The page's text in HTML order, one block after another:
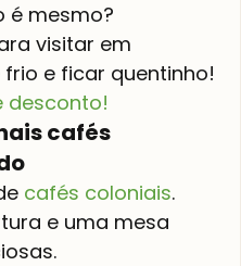
é mesmo?
visitar em
e ficar quentinho!
desconto!
cafés
cafés coloniais.
e uma mesa